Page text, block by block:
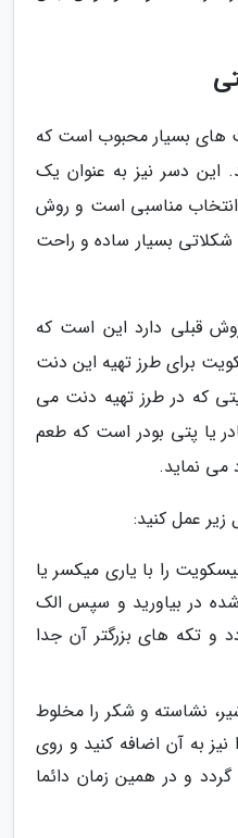
های بسیار محبوب است که
این دسر نیز به عنوان یک
انتخاب مناسبی است و روش
بسیار ساده و راحت
قبلی دارد این است که
برای طرز تهیه این دنت
که در طرز تهیه دنت می
یا پتی بودر است که طعم
می نماید.
زیر عمل کنید:
را با یاری میکسر یا
در بیاورید و سپس الک
و تکه های بزرگتر آن جدا
نشاسته و شکر را مخلوط
به آن اضافه کنید و روی
و در همین زمان دائما